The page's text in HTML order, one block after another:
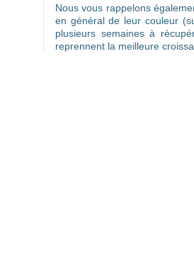
Nous vous rappelons
en général de leur couleur
plusieurs semaines à
reprennent la meilleure